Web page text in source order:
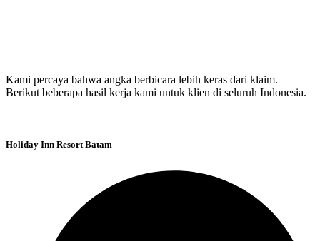
Kami percaya bahwa angka berbicara lebih keras dari klaim.
Berikut beberapa hasil kerja kami untuk klien di seluruh Indonesia.
Holiday Inn Resort Batam